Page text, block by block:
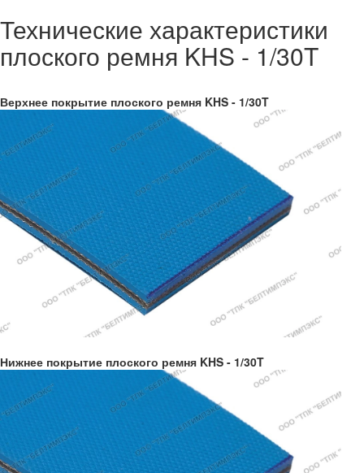
Технические характеристики
плоского ремня KHS - 1/30T
Верхнее покрытие плоского ремня KHS - 1/30T
Нижнее покрытие плоского ремня KHS - 1/30T